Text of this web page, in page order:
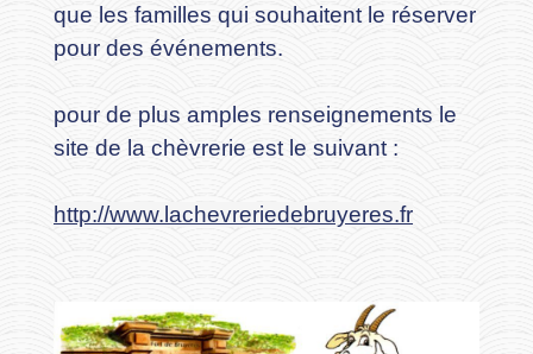
que les familles qui souhaitent le réserver
pour des événements.
pour de plus amples renseignements le
site de la chèvrerie est le suivant :
http://www.lachevreriedebruyeres.fr